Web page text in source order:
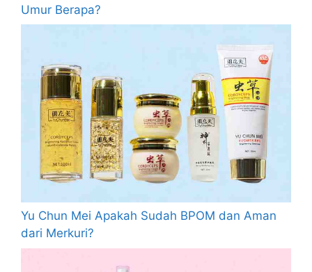
Umur Berapa?
Yu Chun Mei Apakah Sudah BPOM dan Aman
dari Merkuri?